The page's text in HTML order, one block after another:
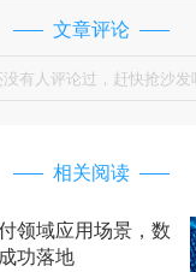
文章评论
有人评论过，赶快抢沙发
相关阅读
领域应用场景，数
功落地